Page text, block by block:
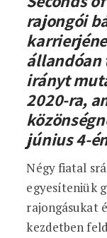
rajongói
állandóan
irányt
2020-ra,
június 4-
Négy fiatal
egyesíteniük
rajongásukat
kezdetben